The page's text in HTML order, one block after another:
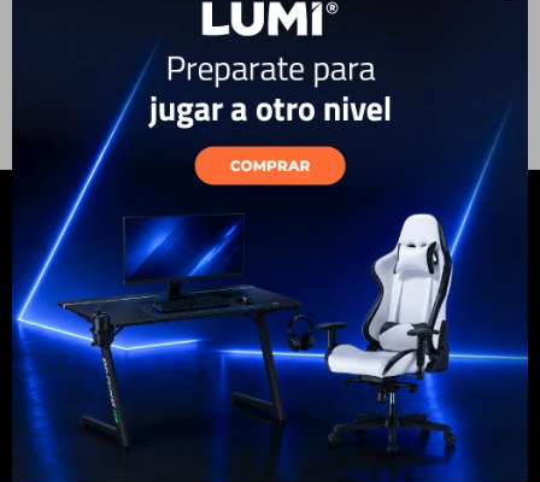
Modelo: Galaxy A26
NEWSLETTER
¡Suscribite y recibí todas nuestras novedades!
SUSCRIBIRME
Electrodomésticos
Hogar
Accesorios
Monitores
Gaming